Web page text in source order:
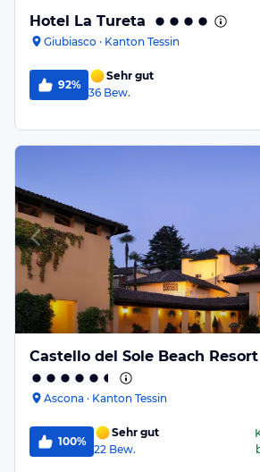
Hotel La Tureta
Giubiasco · Kanton Tessin
92%
Sehr gut
36 Bew.
Castello del Sole Beach Resort
Ascona · Kanton Tessin
100%
Sehr gut
22 Bew.